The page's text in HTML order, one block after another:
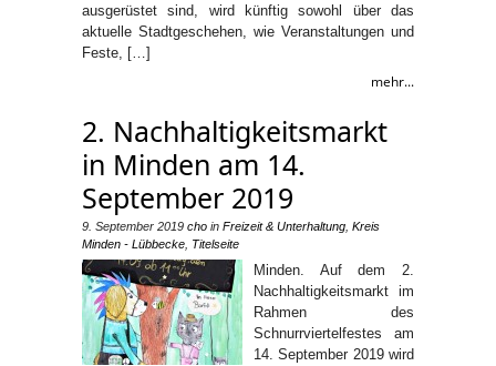
ausgerüstet sind, wird künftig sowohl über das
aktuelle Stadtgeschehen, wie Veranstaltungen und
Feste, […]
mehr...
2. Nachhaltigkeitsmarkt
in Minden am 14.
September 2019
9. September 2019 cho in Freizeit & Unterhaltung Kreis
Minden - Lübbecke Titelseite
Minden. Auf dem 2.
Nachhaltigkeitsmarkt im
Rahmen des
Schnurrviertelfestes am
14. September 2019 wird